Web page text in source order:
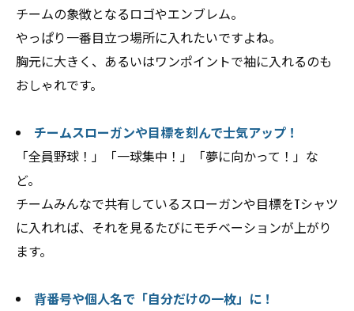
チームの象徴となるロゴやエンブレム。
やっぱり一番目立つ場所に入れたいですよね。
胸元に大きく、あるいはワンポイントで袖に入れるのも
おしゃれです。
チームスローガンや目標を刻んで士気アップ！
「全員野球！」「一球集中！」「夢に向かって！」な
ど。
チームみんなで共有しているスローガンや目標をTシャツ
に入れれば、それを見るたびにモチベーションが上がり
ます。
背番号や個人名で「自分だけの一枚」に！